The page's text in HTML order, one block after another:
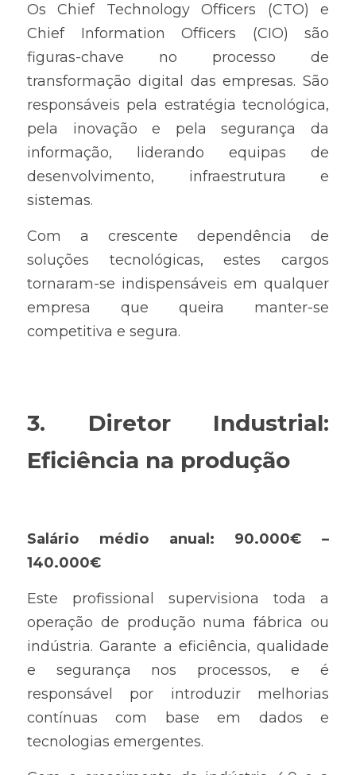
Os Chief Technology Officers (CTO) e
Chief Information Officers (CIO) são
figuras-chave no processo de
transformação digital das empresas. São
responsáveis pela estratégia tecnológica,
pela inovação e pela segurança da
informação, liderando equipas de
desenvolvimento, infraestrutura e
sistemas.
Com a crescente dependência de
soluções tecnológicas, estes cargos
tornaram-se indispensáveis em qualquer
empresa que queira manter-se
competitiva e segura.
3. Diretor Industrial:
Eficiência na produção
Salário médio anual: 90.000€ –
140.000€
Este profissional supervisiona toda a
operação de produção numa fábrica ou
indústria. Garante a eficiência, qualidade
e segurança nos processos, e é
responsável por introduzir melhorias
contínuas com base em dados e
tecnologias emergentes.